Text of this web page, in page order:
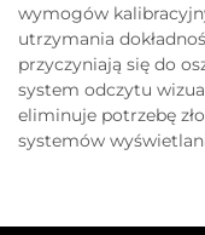
wymogów
utrzymania
przyczyniają się do
system odczytu
eliminuje potrzebę
systemów